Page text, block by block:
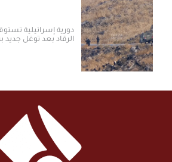
دورية إسرائيلية تستوقف مزارعين
الرقاد بعد توغل جديد بريف درعا